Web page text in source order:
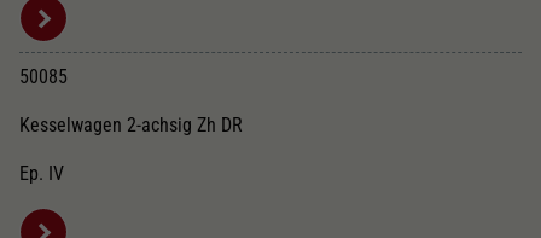
50085
Kesselwagen 2-achsig Zh DR
Ep. IV